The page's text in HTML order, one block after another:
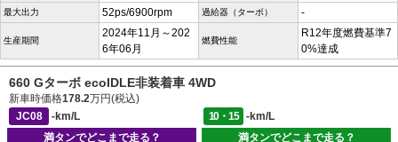
最大出力 52ps/6900rpm 過給器（ターボ） -
生産期間
2024年11月～202
6年06月
燃費性能
R12年度燃費基準7
0%達成
660 Gターボ ecoIDLE非装着車 4WD
新車時価格178.2万円(税込)
JC08
-km/L 10・15
-km/L
満タンでどこまで走る？
満タンでどこまで走る？